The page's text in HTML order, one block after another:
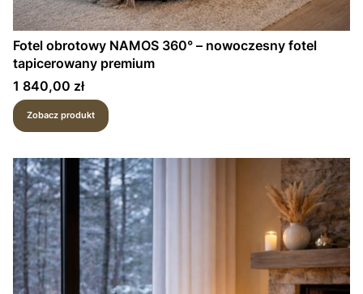
Fotel obrotowy NAMOS 360° – nowoczesny fotel
tapicerowany premium
Cena
1 840,00 zł
Zobacz produkt